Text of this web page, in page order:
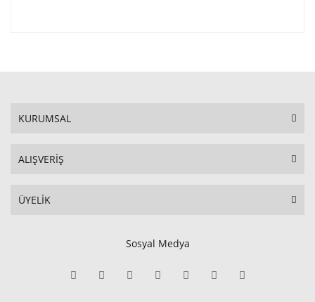
KURUMSAL
ALIŞVERİŞ
ÜYELİK
Sosyal Medya